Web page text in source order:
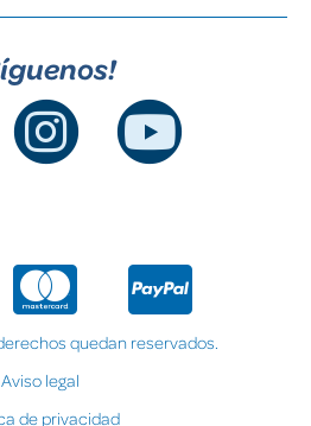
quedan reservados.
Aviso legal
de privacidad